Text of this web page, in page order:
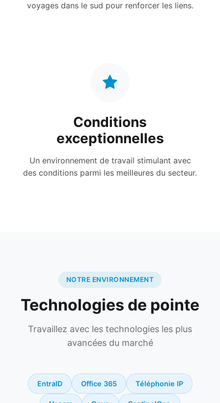
voyages dans le sud pour renforcer les liens.
Conditions
exceptionnelles
Un environnement de travail stimulant avec
des conditions parmi les meilleures du secteur.
NOTRE ENVIRONNEMENT
Technologies de pointe
Travaillez avec les technologies les plus
avancées du marché
EntraID Office 365 Téléphonie IP